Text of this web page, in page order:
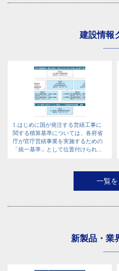
建設情報
1.はじめに国が発注する営繕工事に
関する積算基準については、各府省
庁が官庁営繕事業を実施するための
「統一基準」として位置付けられ...
一覧
新製品・業